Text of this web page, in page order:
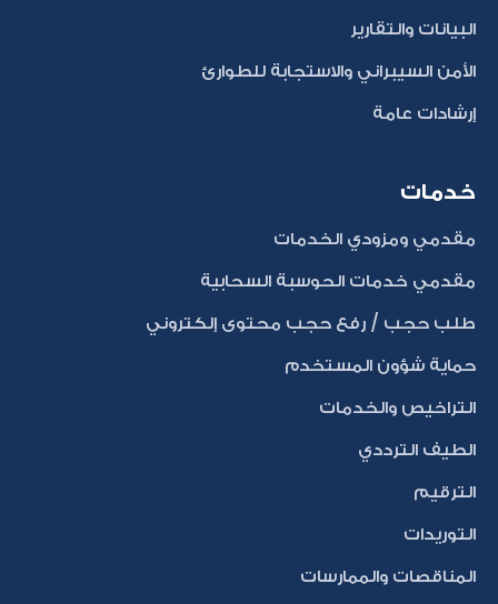
البيانات والتقارير
الأمن السيبراني والاستجابة للطوارئ
إرشادات عامة
خدمات
مقدمي ومزودي الخدمات
مقدمي خدمات الحوسبة السحابية
طلب حجب / رفع حجب محتوى إلكتروني
حماية شؤون المستخدم
التراخيص والخدمات
الطيف الترددي
الترقيم
التوريدات
المناقصات والممارسات